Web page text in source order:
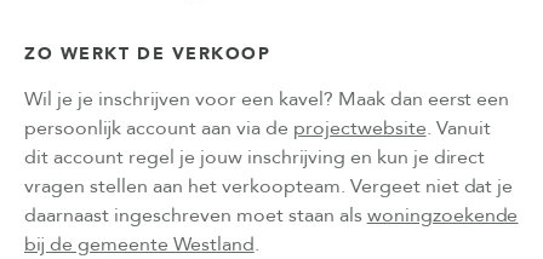
ZO WERKT DE VERKOOP
Wil je je inschrijven voor een kavel? Maak dan eerst een
persoonlijk account aan via de projectwebsite. Vanuit
dit account regel je jouw inschrijving en kun je direct
vragen stellen aan het verkoopteam. Vergeet niet dat je
daarnaast ingeschreven moet staan alswoningzoekende
bij de gemeente Westland.